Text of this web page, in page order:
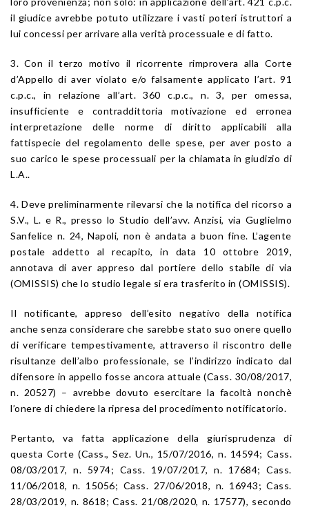
il giudice avrebbe potuto utilizzare i vasti poteri istruttori a
lui concessi per arrivare alla verità processuale e di fatto.
3. Con il terzo motivo il ricorrente rimprovera alla Corte
d’Appello di aver violato e/o falsamente applicato l’art. 91
c.p.c., in relazione all’art. 360 c.p.c., n. 3, per omessa,
insufficiente e contraddittoria motivazione ed erronea
interpretazione delle norme di diritto applicabili alla
fattispecie del regolamento delle spese, per aver posto a
suo carico le spese processuali per la chiamata in giudizio di
L.A..
4. Deve preliminarmente rilevarsi che la notifica del ricorso a
S.V., L. e R., presso lo Studio dell’avv. Anzisi, via Guglielmo
Sanfelice n. 24, Napoli, non è andata a buon fine. L’agente
postale addetto al recapito, in data 10 ottobre 2019,
annotava di aver appreso dal portiere dello stabile di via
(OMISSIS) che lo studio legale si era trasferito in (OMISSIS).
Il notificante, appreso dell’esito negativo della notifica
anche senza considerare che sarebbe stato suo onere quello
di verificare tempestivamente, attraverso il riscontro delle
risultanze dell’albo professionale, se l’indirizzo indicato dal
difensore in appello fosse ancora attuale (Cass. 30/08/2017,
n. 20527) – avrebbe dovuto esercitare la facoltà nonchè
l’onere di chiedere la ripresa del procedimento notificatorio.
Pertanto, va fatta applicazione della giurisprudenza di
questa Corte (Cass., Sez. Un., 15/07/2016, n. 14594; Cass.
08/03/2017, n. 5974; Cass. 19/07/2017, n. 17684; Cass.
11/06/2018, n. 15056; Cass. 27/06/2018, n. 16943; Cass.
28/03/2019, n. 8618; Cass. 21/08/2020, n. 17577), secondo